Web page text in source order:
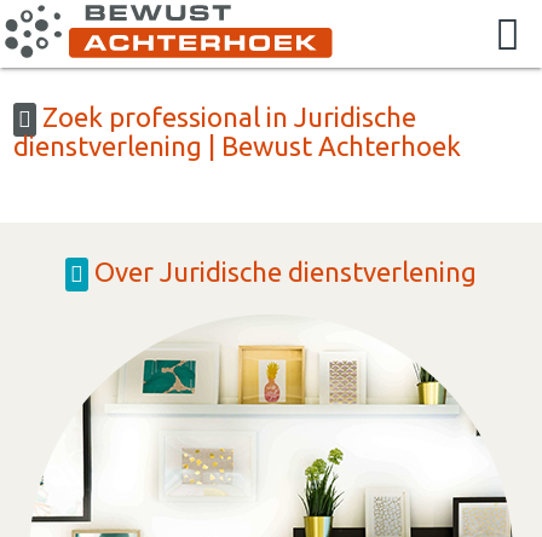
Zoek professional in Juridische
dienstverlening | Bewust Achterhoek
Over Juridische dienstverlening